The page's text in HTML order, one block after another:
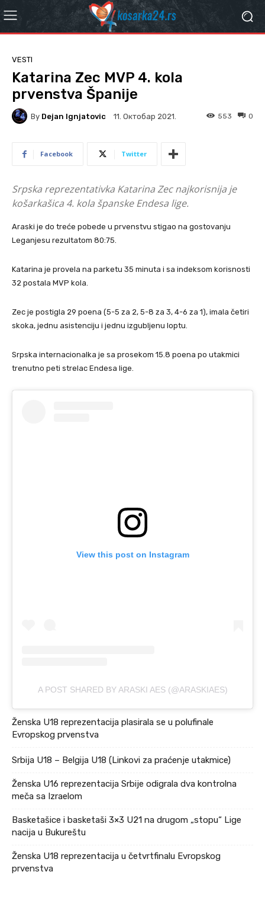
VESTI
Katarina Zec MVP 4. kola
prvenstva Španije
By Dejan Ignjatovic 11. Октобар 2021. 0
553
Facebook Twitter
Srpska reprezentativka Katarina Zec najkorisnija je
košarkašica 4. kola španske Endesa lige.
Araski je do treće pobede u prvenstvu stigao na gostovanju
Leganjesu rezultatom 80:75.
Katarina je provela na parketu 35 minuta i sa indeksom korisnosti
32 postala MVP kola.
Zec je postigla 29 poena (5-5 za 2, 5-8 za 3, 4-6 za 1), imala četiri
skoka, jednu asistenciju i jednu izgubljenu loptu.
Srpska internacionalka je sa prosekom 15.8 poena po utakmici
trenutno peti strelac Endesa lige.
View this post on Instagram
A POST SHARED BY ARASKI AES (@ARASKIAES)
Ženska U18 reprezentacija plasirala se u polufinale
Evropskog prvenstva
Srbija U18 – Belgija U18 (Linkovi za praćenje utakmice)
Ženska U16 reprezentacija Srbije odigrala dva kontrolna
meča sa Izraelom
Basketašice i basketaši 3×3 U21 na drugom „stopu“ Lige
nacija u Bukureštu
Ženska U18 reprezentacija u četvrtfinalu Evropskog
prvenstva